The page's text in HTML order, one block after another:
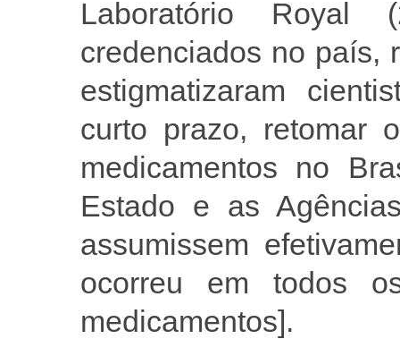
Laboratório Royal
credenciados no país,
estigmatizaram
curto prazo, retomar
medicamentos no
Estado e as
assumissem
ocorreu em todos
medicamentos].